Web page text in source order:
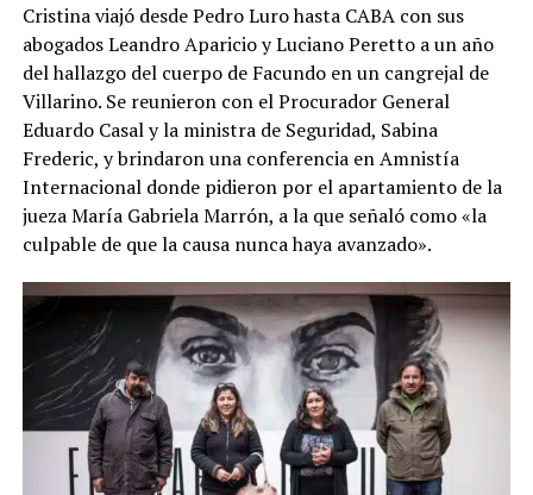
Cristina viajó desde Pedro Luro hasta CABA con sus
abogados Leandro Aparicio y Luciano Peretto a un año
del hallazgo del cuerpo de Facundo en un cangrejal de
Villarino. Se reunieron con el Procurador General
Eduardo Casal y la ministra de Seguridad, Sabina
Frederic, y brindaron una conferencia en Amnistía
Internacional donde pidieron por el apartamiento de la
jueza María Gabriela Marrón, a la que señaló como «la
culpable de que la causa nunca haya avanzado».